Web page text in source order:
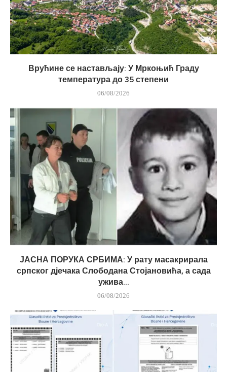
Врућине се настављају: У Мркоњић Граду
температура до 35 степени
06/08/2026
ЈАСНА ПОРУКА СРБИМА: У рату масакрирала
српског дјечака Слободана Стојановића, а сада
ужива...
06/08/2026